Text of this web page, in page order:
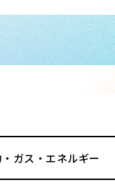
ガス・エネルギー